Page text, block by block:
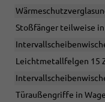
Stoßfänger teilweise in
Leichtmetallfelgen 15
Türaußengriffe in